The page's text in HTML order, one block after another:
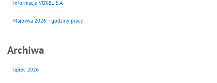
Informacja VOXEL S.A.
Majówka 2026 – godziny pracy.
Archiwa
lipiec 2026